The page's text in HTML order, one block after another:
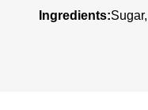
Ingredients: